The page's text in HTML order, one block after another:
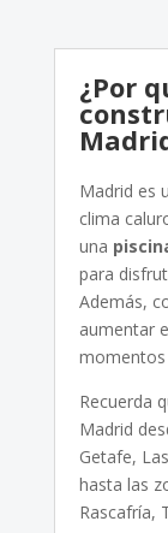
¿Por
Madrid es
clima
una
para
Además,
aumentar
momentos
Recuerda
Madrid
Getafe,
hasta las
Rascafría,